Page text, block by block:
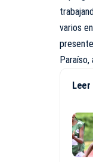
varios
Paraíso,
Leer